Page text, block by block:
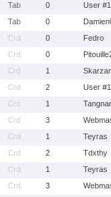
Tab 0
User
Tab 0
Crd 0
Fedro
Crd 0
Crd 1
Crd 2
User
Crd 1
Crd 3
Crd 1
Teyras
Crd 2
Tdxthy
Crd 1
Teyras
Crd 3